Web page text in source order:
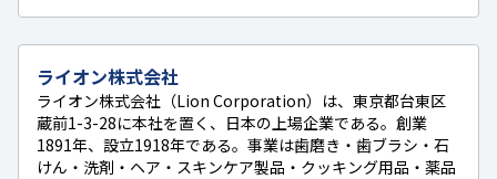
ライオン株式会社
ライオン株式会社（Lion Corporation）は、東京都台東区
蔵前1-3-28に本社を置く、日本の上場企業である。創業
1891年、設立1918年である。事業は歯磨き・歯ブラシ・石
けん・洗剤・ヘア・スキンケア製品・クッキング用品・薬品